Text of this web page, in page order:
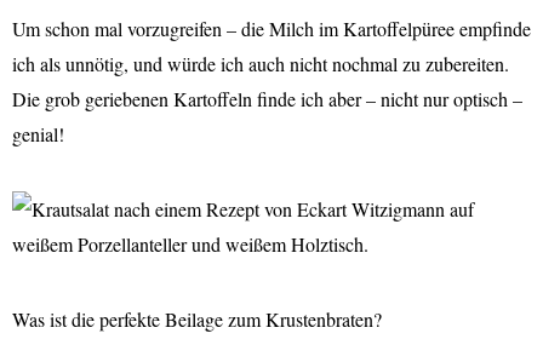
Um schon mal vorzugreifen – die Milch im Kartoffelpüree empfinde
ich als unnötig, und würde ich auch nicht nochmal zu zubereiten.
Die grob geriebenen Kartoffeln finde ich aber – nicht nur optisch –
genial!
Was ist die perfekte Beilage zum Krustenbraten?